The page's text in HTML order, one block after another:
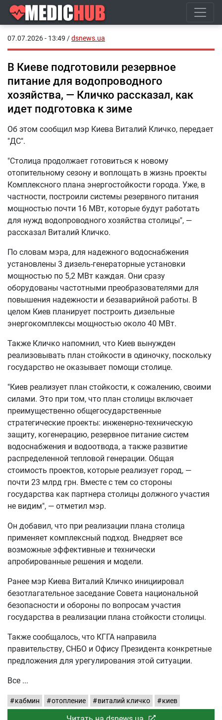
07.07.2026 - 13:49 /dsnews.ua
В Киеве подготовили резервное
питание для водопроводного
хозяйства, — Кличко рассказал, как
идет подготовка к зиме
Об этом сообщил мэр Киева Виталий Кличко, передает
"ДС".
"Столица продолжает готовиться к новому
отопительному сезону и воплощать в жизнь проекты
Комплексного плана энергостойкости города. Уже, в
частности, построили системы резервного питания
мощностью почти 16 МВт, которые будут работать
для нужд водопроводного хозяйства столицы", —
рассказал Виталий Кличко.
По словам мэра, для надежного водоснабжения
установлены 3 дизель-генераторные установки
мощностью по 5,2 МВт каждая. Они сразу
оборудованы частотными преобразователями для
повышения надежности и безаварийной работы. В
целом Киев планирует построить дизельные
энергокомплексы мощностью около 40 МВт.
Также Кличко напомнил, что Киев вынужден
реализовывать план стойкости в одиночку, поскольку
государство не оказывает помощи столице.
"Киев реализует план стойкости, к сожалению, своими
силами. Это при том, что план столицы включает
преимущественно общегосударственные
стратегические проекты: инженерно-техническую
защиту, когенерацию, резервное питание систем
водоснабжения и водоотвода, а также развитие
распределенной тепловой генерации. Общая
стоимость проектов, которые реализует город, —
почти 23 млрд грн. Вместе с тем со стороны
государства как партнера столицы должного участия
не видим", — отметил мэр.
Он добавил, что при реализации плана столица
применяет комплексный подход. Внедряет все
возможные эффективные и технически
апробированные решения и модели.
Ранее мэр Киева Виталий Кличко инициировал
безотлагательное заседание Совета национальной
безопасности и обороны по вопросам участия
государства в реализации плана стойкости столицы.
Также сообщалось, что КГГА направила
правительству, СНБО и Офису Президента конкретные
предложения для урегулирования этой ситуации.
Все
кабмин отопление виталий кличко киев